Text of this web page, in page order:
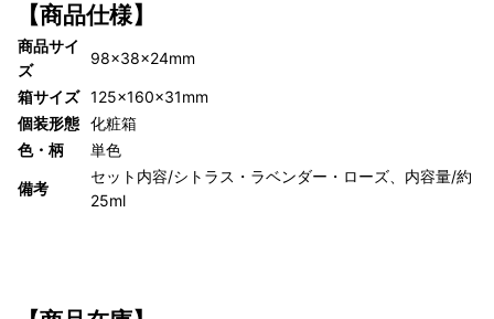
【商品仕様】
商品サイ
ズ
98×38×24mm
箱サイズ 125×160×31mm
個装形態 化粧箱
色・柄
単色
備考
セット内容/シトラス・ラベンダー・ローズ、内容量/約
25ml